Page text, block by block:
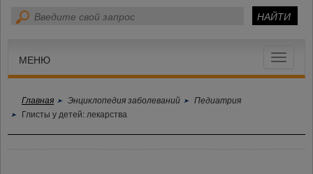
Toggle
МЕНЮ
Главная Энциклопедия заболеваний
Педиатрия
Глисты у детей: лекарства